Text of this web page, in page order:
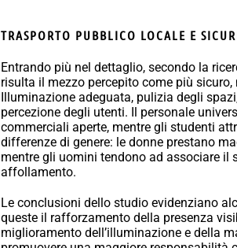
TRASPORTO PUBBLICO LOCALE E
Entrando più nel dettaglio, secondo la
risulta il mezzo percepito come più
Illuminazione adeguata, pulizia degli
percezione degli utenti. Il personale
commerciali aperte, mentre gli studenti
differenze di genere: le donne prestano
mentre gli uomini tendono ad associare
affollamento.
Le conclusioni dello studio evidenziano
queste il rafforzamento della presenza
miglioramento dell’illuminazione e della